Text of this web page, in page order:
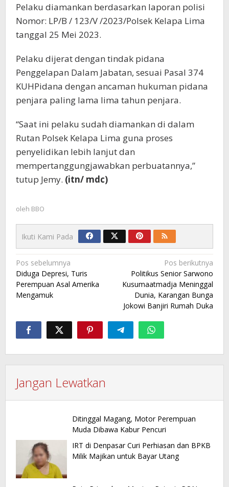
Pelaku diamankan berdasarkan laporan polisi
Nomor: LP/B / 123/V /2023/Polsek Kelapa Lima
tanggal 25 Mei 2023.
Pelaku dijerat dengan tindak pidana
Penggelapan Dalam Jabatan, sesuai Pasal 374
KUHPidana dengan ancaman hukuman pidana
penjara paling lama lima tahun penjara.
“Saat ini pelaku sudah diamankan di dalam
Rutan Polsek Kelapa Lima guna proses
penyelidikan lebih lanjut dan
mempertanggungjawabkan perbuatannya,”
tutup Jemy. (itn/ mdc)
oleh BBO
Ikuti Kami Pada
Navigasi
pos
Pos sebelumnya
Diduga Depresi, Turis
Perempuan Asal Amerika
Mengamuk
Pos berikutnya
Politikus Senior Sarwono
Kusumaatmadja Meninggal
Dunia, Karangan Bunga
Jokowi Banjiri Rumah Duka
Jangan Lewatkan
Ditinggal Magang, Motor Perempuan
Muda Dibawa Kabur Pencuri
IRT di Denpasar Curi Perhiasan dan BPKB
Milik Majikan untuk Bayar Utang